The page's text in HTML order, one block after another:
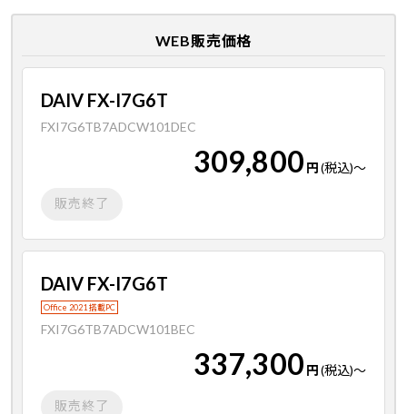
WEB販売価格
DAIV FX-I7G6T
FXI7G6TB7ADCW101DEC
309,800 円(税込)～
販売終了
DAIV FX-I7G6T
Office 2021 搭載PC
FXI7G6TB7ADCW101BEC
337,300 円(税込)～
販売終了